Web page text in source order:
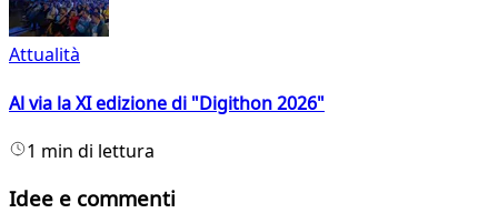
Attualità
Al via la XI edizione di "Digithon 2026"
1 min di lettura
Idee e commenti